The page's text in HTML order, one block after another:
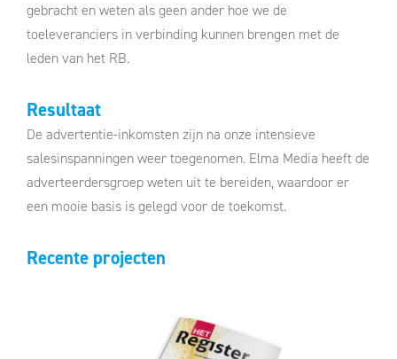
gebracht en weten als geen ander hoe we de
toeleveranciers in verbinding kunnen brengen met de
leden van het RB.
Resultaat
De advertentie-inkomsten zijn na onze intensieve
salesinspanningen weer toegenomen. Elma Media heeft de
adverteerdersgroep weten uit te bereiden, waardoor er
een mooie basis is gelegd voor de toekomst.
Recente projecten